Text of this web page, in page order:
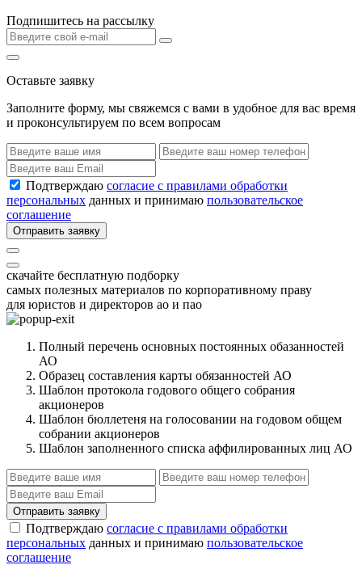
Подпишитесь на рассылку
Оставьте заявку
Заполните форму, мы свяжемся с вами в удобное для вас время
и проконсультируем по всем вопросам
Подтверждаю согласие с правилами обработки
персональных данных и принимаю пользовательское
соглашение
Отправить заявку
скачайте бесплатную подборку
самых полезных материалов по корпоративному праву
для юристов и директоров ао и пао
Полный перечень основных постоянных обазанностей
АО
Образец составления карты обязанностей АО
Шаблон протокола годового общего собрания
акционеров
Шаблон бюллетеня на голосовании на годовом общем
собрании акционеров
Шаблон заполненного списка аффилированных лиц АО
Отправить заявку
Подтверждаю согласие с правилами обработки
персональных данных и принимаю пользовательское
соглашение